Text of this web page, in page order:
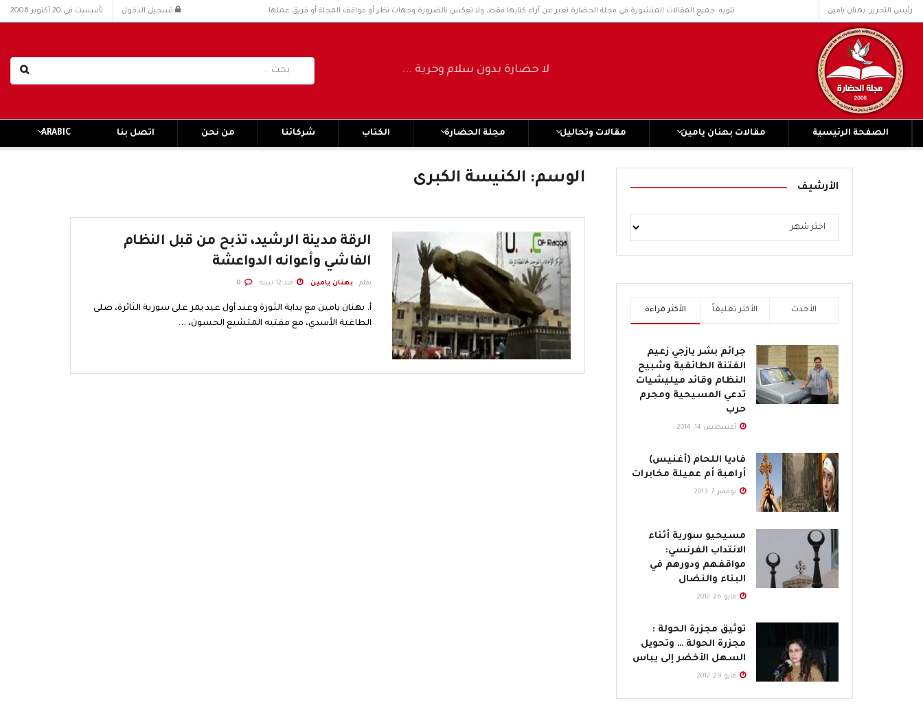
رئيس التحرير: بهنان يامين تنويه: جميع المقالات المنشورة في مجلة الحضارة تعبر عن آراء كتابها فقط، ولا تعكس بالضرورة وجهات نظر أو مواقف المجلة أو فريق عملها. تسجيل الدخول تأسست في 20 أكتوبر 2006
لا حضارة بدون سلام وحرية ..... No civilization without peace and freedom
الصفحة الرئيسية مقالات بهنان يامين مقالات وتحاليل مجلة الحضارة الكتاب شركائنا من نحن اتصل بنا ARABIC
الوسم: الكنيسة الكبرى
الرقة مدينة الرشيد، تذبح من قبل النظام
الفاشي وأعوانه الدواعشة
بقلم . بهنان يامين منذ 12 سنة
أ. بهنان يامين مع بداية الثورة وعند أول عيد يمر على سورية الثائرة، صلى
الطاغية الأسدي، مع مفتيه المتشيع الحسون، ...
الأرشيف
الأكثر قراءة الأكثر تعليقاً الأحدث
جرائم بشر يازجي زعيم
الفتنة الطائفية وشبيح
النظام وقائد ميليشيات
تدعي المسيحية ومجرم
حرب
أغسطس 14, 2014
فاديا اللحام (أغنيس)
أراهبة أم عميلة مخابرات
نوفمبر 7, 2013
مسيحيو سورية أثناء
الانتداب الفرنسي:
مواقفهم ودورهم في
البناء والنضال
مايو 26, 2012
توثيق مجزرة الحولة :
مجزرة الحولة … وتحويل
السهل الأخضر إلى يباس
مايو 29, 2012